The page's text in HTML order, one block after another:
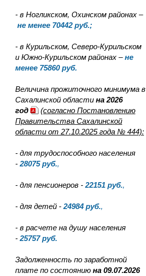
- в Ногликском, Охинском районах –
не менее 70442 руб.;
- в Курильском, Северо-Курильском
и Южно-Курильском районах – не
менее 75860 руб.
Величина прожиточного минимума в
Сахалинской области на 2026
год
(согласно Постановлению
Правительства Сахалинской
области от 27.10.2025 года № 444):
- для трудоспособного населения
- 28075руб.,
- для пенсионеров - 22151 руб.,
- для детей - 24984 руб.,
- в расчете на душу населения
- 25757 руб.
Задолженность по заработной
плате по состоянию на 09.07.2026